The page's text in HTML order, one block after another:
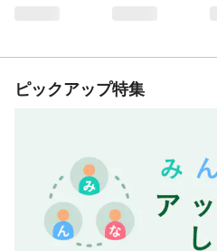
ピックアップ特集